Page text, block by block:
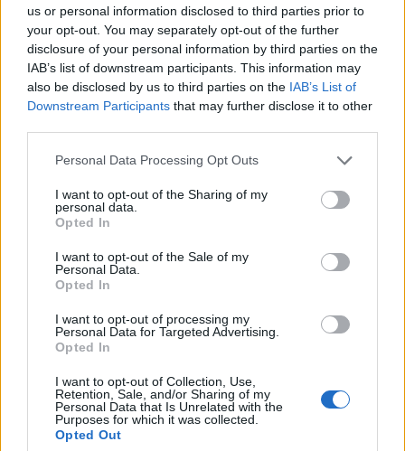
us or personal information disclosed to third parties prior to
your opt-out. You may separately opt-out of the further
disclosure of your personal information by third parties on the
IAB’s list of downstream participants. This information may
also be disclosed by us to third parties on the IAB’s List of
Downstream Participants that may further disclose it to other
Personal Data Processing Opt Outs
I want to opt-out of the Sharing of my
personal data.
Opted In
I want to opt-out of the Sale of my
Personal Data.
Opted In
I want to opt-out of processing my
Personal Data for Targeted Advertising.
Opted In
I want to opt-out of Collection, Use,
Retention, Sale, and/or Sharing of my
Personal Data that Is Unrelated with the
Purposes for which it was collected.
Opted Out
Asseyez-vous dans un endroit calme, avec le dos
droit.
Fermez les yeux et concentrez-vous sur votre
respiration.
Commencez par pratiquer 5 minutes par jour,
puis augmentez progressivement.
Il existe également des applications mobiles et des
vidéos en ligne pour guider ces séances, accessibles à
Adopter une alimentation équilibrée
et éviter la caféine
Ce que nous mangeons influence directement notre
niveau de stress. Une alimentation riche en sucres